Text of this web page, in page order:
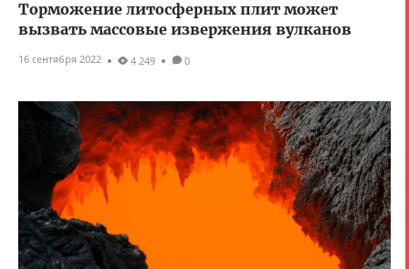
Торможение литосферных плит может
вызвать массовые извержения вулканов
16 сентября 2022 4 249 0